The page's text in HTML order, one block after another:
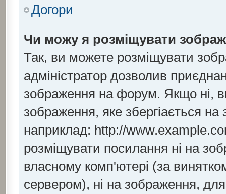
Догори
Чи можу я розміщувати
Так, ви можете розміщувати
адміністратор дозволив
зображення на форум. Якщо ні,
зображення, яке збергіається
наприклад: http://
розміщувати посилання ні на
власному комп'ютері (за
сервером), ні на зображення,